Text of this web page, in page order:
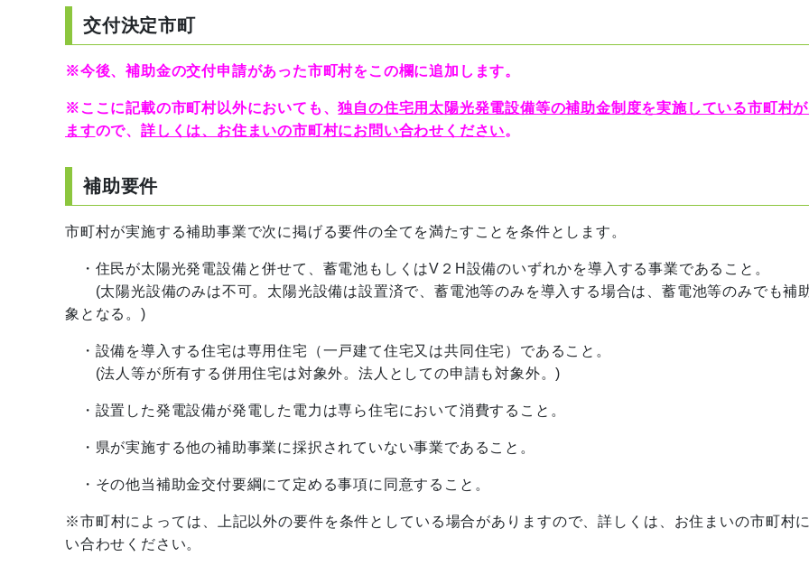
交付決定市町
※今後、補助金の交付申請があった市町村をこの欄に追加します。
※ここに記載の市町村以外においても、独自の住宅用太陽光発電設備等の補助金制度を実施している市町村
ますので、詳しくは、お住まいの市町村にお問い合わせください。
補助要件
市町村が実施する補助事業で次に掲げる要件の全てを満たすことを条件とします。
・住民が太陽光発電設備と併せて、蓄電池もしくはV２H設備のいずれかを導⼊する事業であること。
(太陽光設備のみは不可。太陽光設備は設置済で、蓄電池等のみを導入する場合は、蓄電池等のみでも補
象となる。)
・設備を導入する住宅は専用住宅（一戸建て住宅又は共同住宅）であること。
(法人等が所有する併用住宅は対象外。法人としての申請も対象外。)
・設置した発電設備が発電した電力は専ら住宅において消費すること。
・県が実施する他の補助事業に採択されていない事業であること。
・その他当補助金交付要綱にて定める事項に同意すること。
※市町村によっては、上記以外の要件を条件としている場合がありますので、詳しくは、お住まいの市町村
い合わせください。